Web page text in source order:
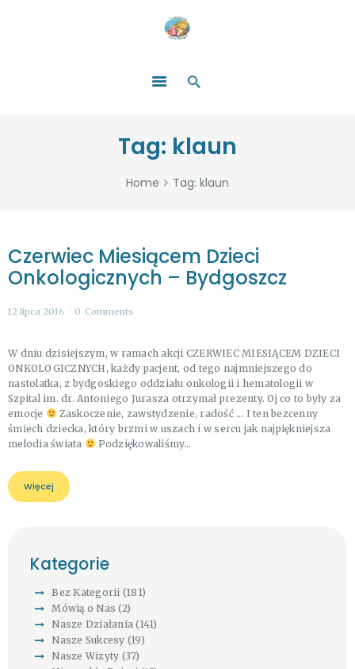
Tag: klaun
Home Tag: klaun
ZOSTAŃ DARCZYŃCĄ!
WYDARZENIA
PARTNERZY
Czerwiec Miesiącem Dzieci
Onkologicznych – Bydgoszcz
12 lipca 2016 0 Comments
W dniu dzisiejszym, w ramach akcji CZERWIEC MIESIĄCEM DZIECI
ONKOLOGICZNYCH, każdy pacjent, od tego najmniejszego do
nastolatka, z bydgoskiego oddziału onkologii i hematologii w
Szpital im. dr. Antoniego Jurasza otrzymał prezenty. Oj co to były za
emocje
Zaskoczenie, zawstydzenie, radość … I ten bezcenny
śmiech dziecka, który brzmi w uszach i w sercu jak najpiękniejsza
melodia świata
Podziękowaliśmy…
Więcej
Kategorie
Bez Kategorii (181)
Mówią o Nas (2)
Nasze Działania (141)
Nasze Sukcesy (19)
Nasze Wizyty (37)